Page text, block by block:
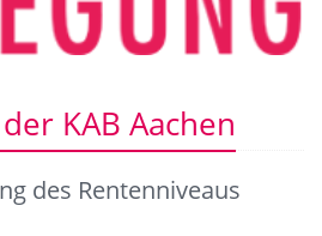
KAB Aachen
des Rentenniveaus